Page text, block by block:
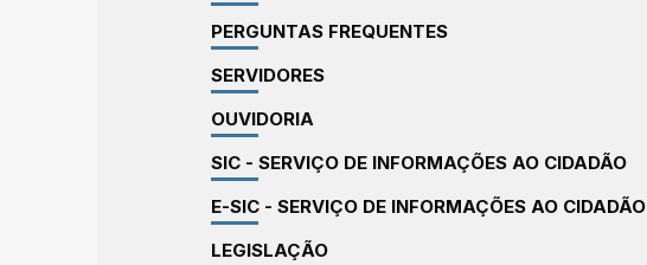
PERGUNTAS FREQUENTES
SERVIDORES
OUVIDORIA
SIC - SERVIÇO DE INFORMAÇÕES AO CIDADÃO
E-SIC - SERVIÇO DE INFORMAÇÕES AO CIDADÃO
LEGISLAÇÃO